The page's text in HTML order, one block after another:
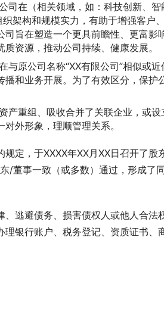
司在（相关领域，如：科技创新、智
架构和规模实力，有助于增强客户
旨在塑造一个更具前瞻性、更富影
资源，推动公司持续、健康发展。
与原公司名称“XX有限公司”相似或近
和业务开展。为了有效区分，保护
产重组、吸收合并了关联企业，或设
外形象，理顺管理关系。
定，于XXXX年XX月XX日召开了股
/董事一致（或多数）通过，形成了
逃避债务、损害债权人或他人合法
银行账户、税务登记、资质证书、